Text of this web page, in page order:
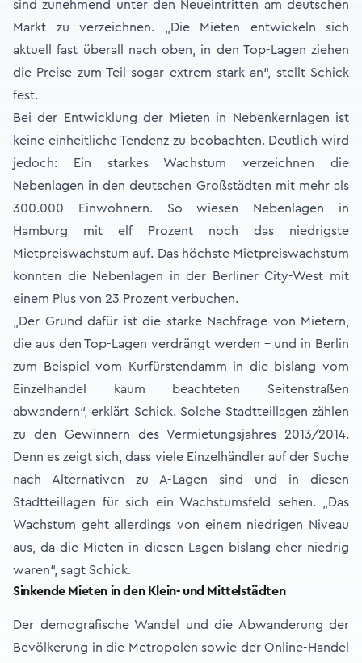
sind zunehmend unter den Neueintritten am deutschen
Markt zu verzeichnen. „Die Mieten entwickeln sich
aktuell fast überall nach oben, in den Top-Lagen ziehen
die Preise zum Teil sogar extrem stark an“, stellt Schick
fest.
Bei der Entwicklung der Mieten in Nebenkernlagen ist
keine einheitliche Tendenz zu beobachten. Deutlich wird
jedoch: Ein starkes Wachstum verzeichnen die
Nebenlagen in den deutschen Großstädten mit mehr als
300.000 Einwohnern. So wiesen Nebenlagen in
Hamburg mit elf Prozent noch das niedrigste
Mietpreiswachstum auf. Das höchste Mietpreiswachstum
konnten die Nebenlagen in der Berliner City-West mit
einem Plus von 23 Prozent verbuchen.
„Der Grund dafür ist die starke Nachfrage von Mietern,
die aus den Top-Lagen verdrängt werden – und in Berlin
zum Beispiel vom Kurfürstendamm in die bislang vom
Einzelhandel kaum beachteten Seitenstraßen
abwandern“, erklärt Schick. Solche Stadtteillagen zählen
zu den Gewinnern des Vermietungsjahres 2013/2014.
Denn es zeigt sich, dass viele Einzelhändler auf der Suche
nach Alternativen zu A-Lagen sind und in diesen
Stadtteillagen für sich ein Wachstumsfeld sehen. „Das
Wachstum geht allerdings von einem niedrigen Niveau
aus, da die Mieten in diesen Lagen bislang eher niedrig
waren“, sagt Schick.
Sinkende Mieten in den Klein- und Mittelstädten
Der demografische Wandel und die Abwanderung der
Bevölkerung in die Metropolen sowie der Online-Handel